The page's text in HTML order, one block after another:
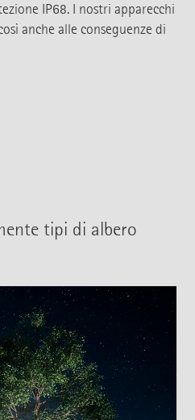
IP68. I nostri apparecchi
anche alle conseguenze di
tipi di albero